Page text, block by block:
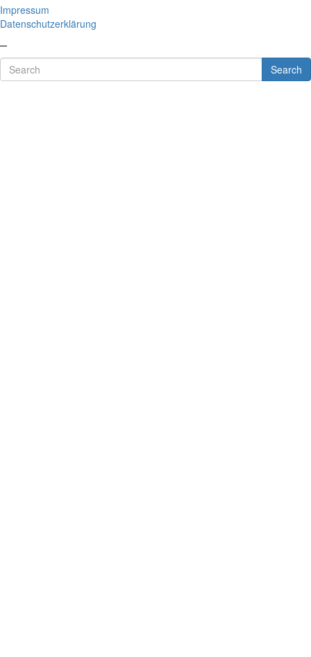
Impressum
Datenschutzerklärung
–
Search